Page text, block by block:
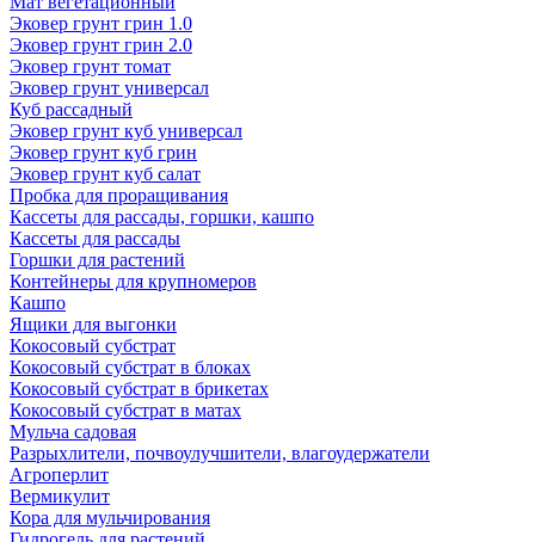
Эковер грунт грин 1.0
Эковер грунт грин 2.0
Эковер грунт томат
Эковер грунт универсал
Куб рассадный
Эковер грунт куб универсал
Эковер грунт куб грин
Эковер грунт куб салат
Пробка для проращивания
Кассеты для рассады, горшки, кашпо
Кассеты для рассады
Горшки для растений
Контейнеры для крупномеров
Кашпо
Ящики для выгонки
Кокосовый субстрат
Кокосовый субстрат в блоках
Кокосовый субстрат в брикетах
Кокосовый субстрат в матах
Мульча садовая
Разрыхлители, почвоулучшители, влагоудержатели
Агроперлит
Вермикулит
Кора для мульчирования